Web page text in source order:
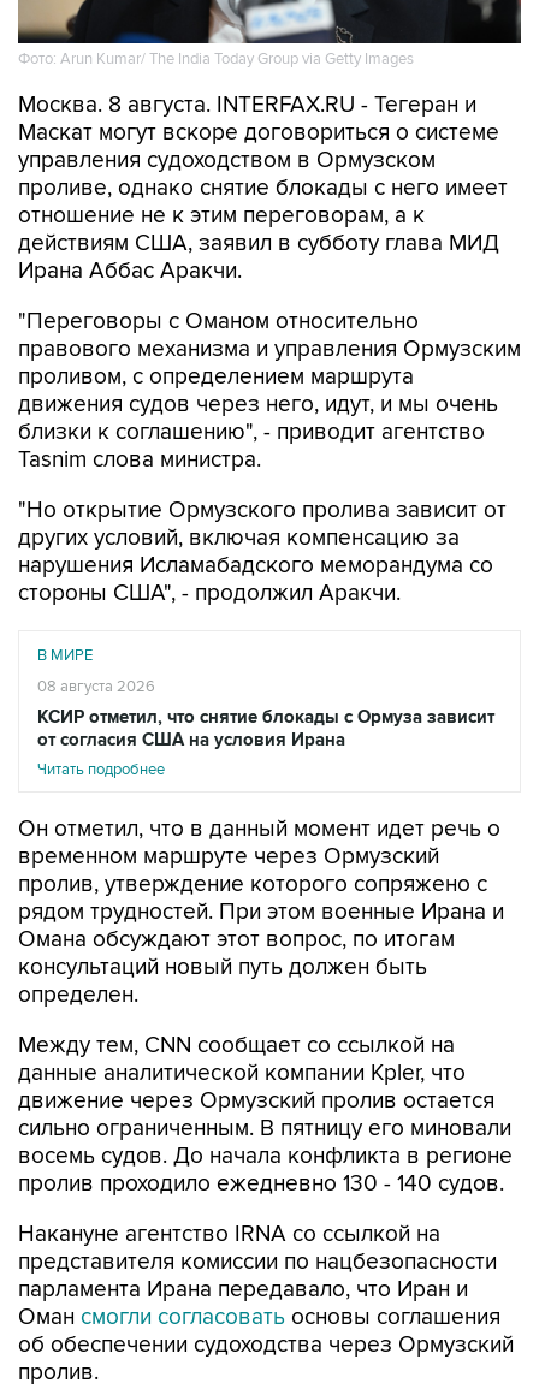
Фото: Arun Kumar/ The India Today Group via Getty Images
Москва. 8 августа. INTERFAX.RU - Тегеран и
Маскат могут вскоре договориться о системе
управления судоходством в Ормузском
проливе, однако снятие блокады с него имеет
отношение не к этим переговорам, а к
действиям США, заявил в субботу глава МИД
Ирана Аббас Аракчи.
"Переговоры с Оманом относительно
правового механизма и управления Ормузским
проливом, с определением маршрута
движения судов через него, идут, и мы очень
близки к соглашению", - приводит агентство
Tasnim слова министра.
"Но открытие Ормузского пролива зависит от
других условий, включая компенсацию за
нарушения Исламабадского меморандума со
стороны США", - продолжил Аракчи.
В МИРЕ
08 августа 2026
КСИР отметил, что снятие блокады с Ормуза зависит
от согласия США на условия Ирана
Читать подробнее
Он отметил, что в данный момент идет речь о
временном маршруте через Ормузский
пролив, утверждение которого сопряжено с
рядом трудностей. При этом военные Ирана и
Омана обсуждают этот вопрос, по итогам
консультаций новый путь должен быть
определен.
Между тем, CNN сообщает со ссылкой на
данные аналитической компании Kpler, что
движение через Ормузский пролив остается
сильно ограниченным. В пятницу его миновали
восемь судов. До начала конфликта в регионе
пролив проходило ежедневно 130 - 140 судов.
Накануне агентство IRNA со ссылкой на
представителя комиссии по нацбезопасности
парламента Ирана передавало, что Иран и
Оман смогли согласовать основы соглашения
об обеспечении судоходства через Ормузский
пролив.